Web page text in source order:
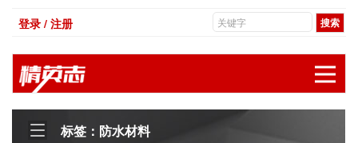
登录 / 注册
标签：防水材料